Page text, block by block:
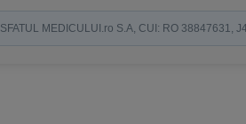
SFATUL MEDICULUI.ro S.A, CUI: RO 38847631,